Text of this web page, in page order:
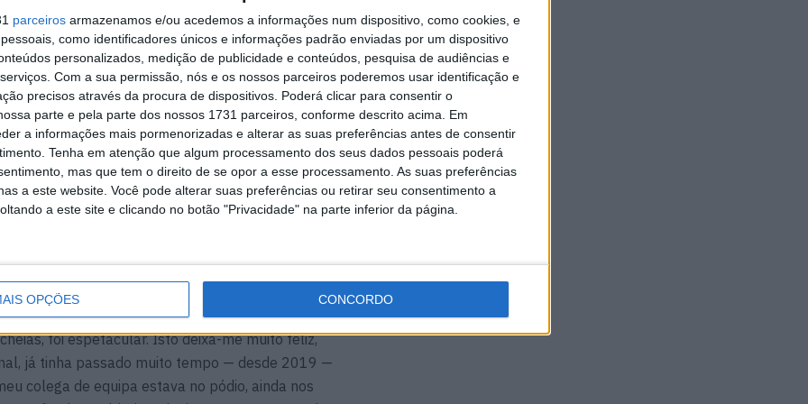
parceiros armazenamos e/ou acedemos a informações num dispositivo, como cookies, e
como identificadores únicos e informações padrão enviadas por um dispositivo
personalizados, medição de publicidade e conteúdos, pesquisa de audiências e
Com a sua permissão, nós e os nossos parceiros poderemos usar identificação e
precisos através da procura de dispositivos. Poderá clicar para consentir o
parte e pela parte dos nossos 1731 parceiros, conforme descrito acima. Em
a informações mais pormenorizadas e alterar as suas preferências antes de consentir
Tenha em atenção que algum processamento dos seus dados pessoais poderá
mas que tem o direito de se opor a esse processamento. As suas preferências
a este website. Você pode alterar suas preferências ou retirar seu consentimento a
a este site e clicando no botão "Privacidade" na parte inferior da página.
OPÇÕES CONCORDO
6 AGOSTO, 2026
estreantes da BMW em Portugal, Petrucci afirma
e que o desempenho de Oliveira é, na verdade,
porque deu um impulso de energia à equipa e,
valiosas sobre como pilotar corretamente a
disse Petrucci ao WorldSBK.com.
foi espetacular. Isto deixa-me muito feliz,
já tinha passado muito tempo — desde 2019 —
colega de equipa estava no pódio, ainda nos